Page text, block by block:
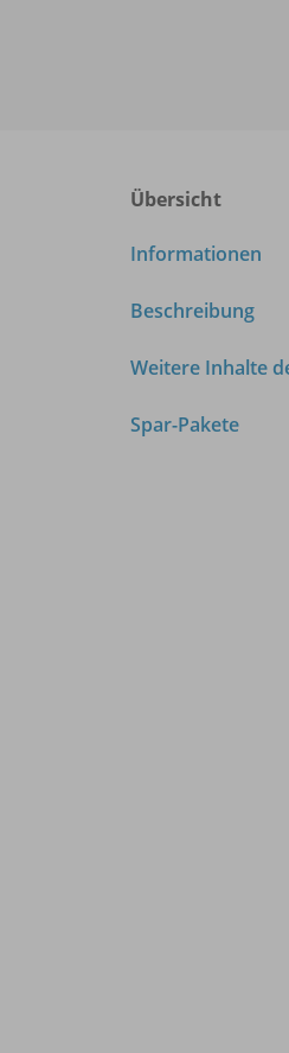
Übersicht
Informationen
Beschreibung
Weitere Inhalte
Spar-Pakete